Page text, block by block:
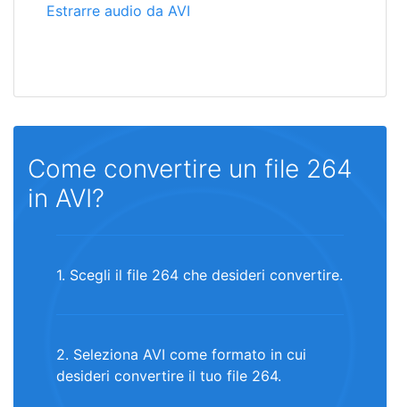
Estrarre audio da AVI
Come convertire un file 264
in AVI?
1. Scegli il file 264 che desideri convertire.
2. Seleziona AVI come formato in cui
desideri convertire il tuo file 264.